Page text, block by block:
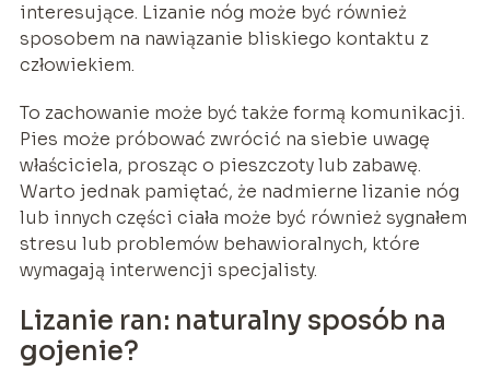
interesujące. Lizanie nóg może być również
sposobem na nawiązanie bliskiego kontaktu z
człowiekiem.
To zachowanie może być także formą komunikacji.
Pies może próbować zwrócić na siebie uwagę
właściciela, prosząc o pieszczoty lub zabawę.
Warto jednak pamiętać, że nadmierne lizanie nóg
lub innych części ciała może być również sygnałem
stresu lub problemów behawioralnych, które
wymagają interwencji specjalisty.
Lizanie ran: naturalny sposób na
gojenie?